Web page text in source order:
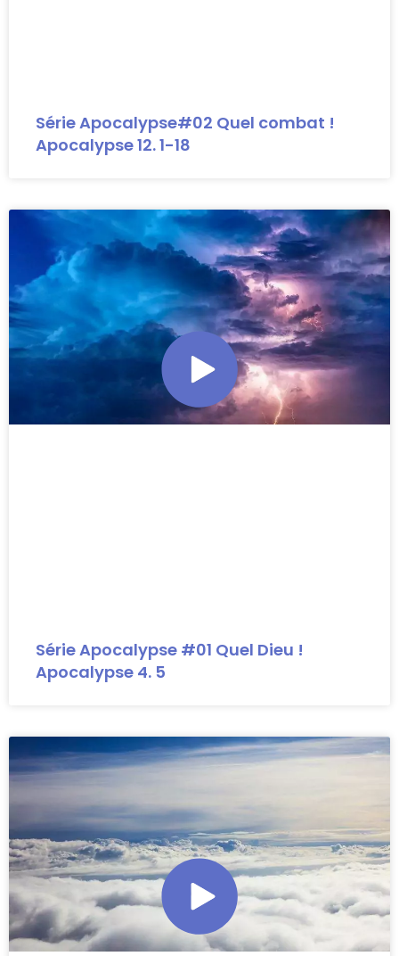
Série Apocalypse#02 Quel combat !
Apocalypse 12. 1-18
Série Apocalypse #01 Quel Dieu !
Apocalypse 4. 5